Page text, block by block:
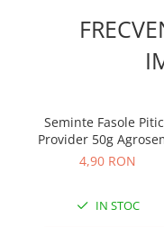
Seminte Fasole
Provider 50g
Pastai Verzi Fragede si
4,90 RON
IN STOC